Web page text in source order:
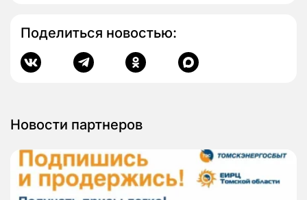
Поделиться новостью:
Новости партнеров